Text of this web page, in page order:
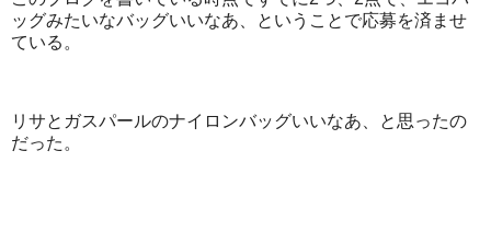
ッグみたいなバッグいいなあ、ということで応募を済ませ
ている。
リサとガスパールのナイロンバッグいいなあ、と思ったの
だった。